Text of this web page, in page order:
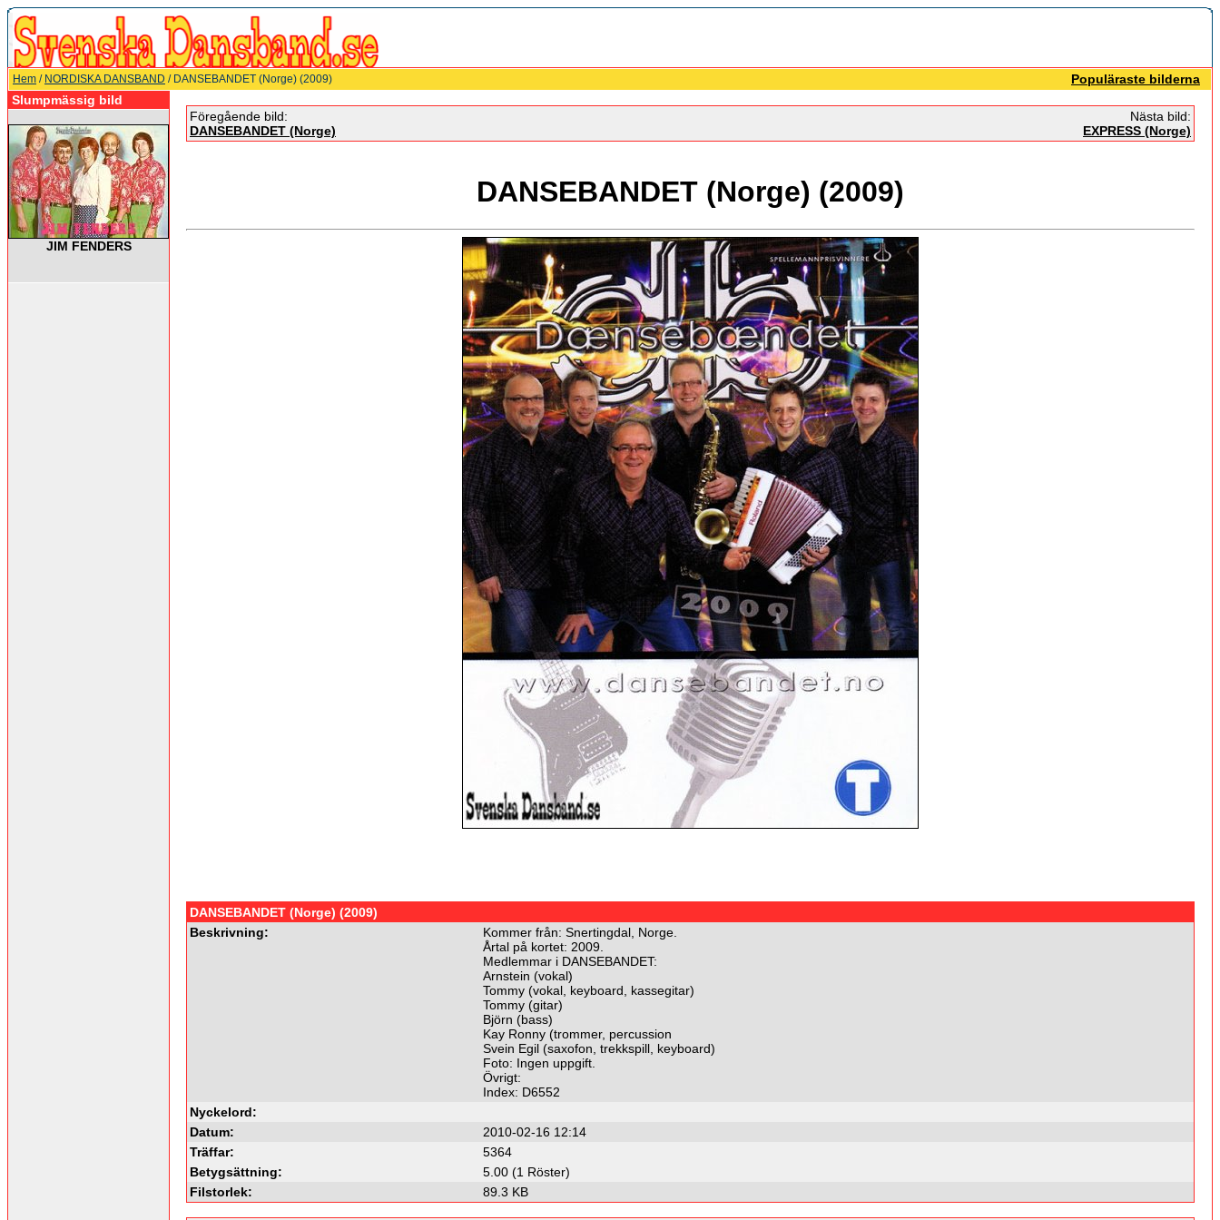
Hem / NORDISKA DANSBAND / DANSEBANDET (Norge) (2009)
Populäraste bilderna
Slumpmässig bild
JIM FENDERS
Föregående bild:
DANSEBANDET (Norge)
Nästa bild:
EXPRESS (Norge)
DANSEBANDET (Norge) (2009)
DANSEBANDET (Norge) (2009)
Beskrivning:
Kommer från: Snertingdal, Norge.
Årtal på kortet: 2009.
Medlemmar i DANSEBANDET:
Arnstein (vokal)
Tommy (vokal, keyboard, kassegitar)
Tommy (gitar)
Björn (bass)
Kay Ronny (trommer, percussion
Svein Egil (saxofon, trekkspill, keyboard)
Foto: Ingen uppgift.
Övrigt:
Index: D6552
Nyckelord:
Datum:
2010-02-16 12:14
Träffar:
5364
Betygsättning:
5.00 (1 Röster)
Filstorlek:
89.3 KB